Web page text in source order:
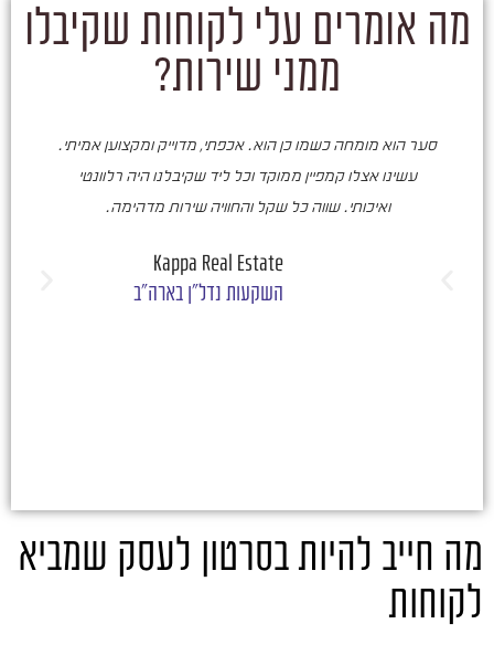
מה אומרים עלי לקוחות שקיבלו
ממני שירות?
סער הוא מומחה כשמו כן הוא. אכפתי, מדוייק ומקצוען אמיתי.
עשינו אצלו קמפיין ממוקד וכל ליד שקיבלנו היה רלוונטי
ואיכותי. שווה כל שקל והחוויה שירות מדהימה.
Kappa Real Estate
השקעות נדל"ן בארה"ב
מה חייב להיות בסרטון לעסק שמביא
לקוחות